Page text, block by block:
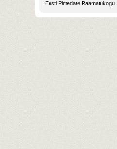
Eesti Pimedate Raamatukogu